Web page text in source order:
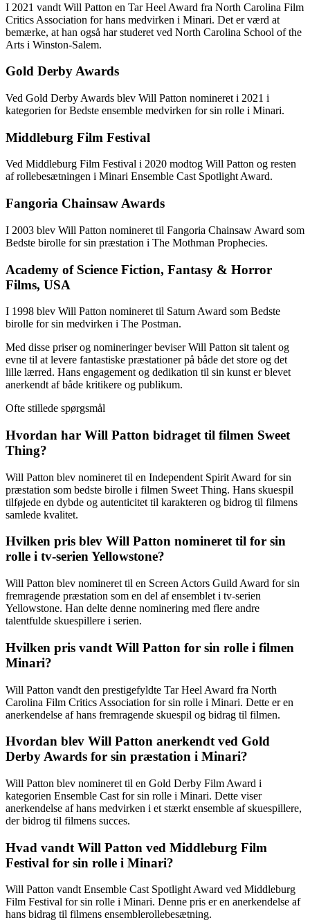
I 2021 vandt Will Patton en Tar Heel Award fra North Carolina Film
Critics Association for hans medvirken i Minari. Det er værd at
bemærke, at han også har studeret ved North Carolina School of the
Arts i Winston-Salem.
Gold Derby Awards
Ved Gold Derby Awards blev Will Patton nomineret i 2021 i
kategorien for Bedste ensemble medvirken for sin rolle i Minari.
Middleburg Film Festival
Ved Middleburg Film Festival i 2020 modtog Will Patton og resten
af rollebesætningen i Minari Ensemble Cast Spotlight Award.
Fangoria Chainsaw Awards
I 2003 blev Will Patton nomineret til Fangoria Chainsaw Award som
Bedste birolle for sin præstation i The Mothman Prophecies.
Academy of Science Fiction, Fantasy & Horror
Films, USA
I 1998 blev Will Patton nomineret til Saturn Award som Bedste
birolle for sin medvirken i The Postman.
Med disse priser og nomineringer beviser Will Patton sit talent og
evne til at levere fantastiske præstationer på både det store og det
lille lærred. Hans engagement og dedikation til sin kunst er blevet
anerkendt af både kritikere og publikum.
Ofte stillede spørgsmål
Hvordan har Will Patton bidraget til filmen Sweet
Thing?
Will Patton blev nomineret til en Independent Spirit Award for sin
præstation som bedste birolle i filmen Sweet Thing. Hans skuespil
tilføjede en dybde og autenticitet til karakteren og bidrog til filmens
samlede kvalitet.
Hvilken pris blev Will Patton nomineret til for sin
rolle i tv-serien Yellowstone?
Will Patton blev nomineret til en Screen Actors Guild Award for sin
fremragende præstation som en del af ensemblet i tv-serien
Yellowstone. Han delte denne nominering med flere andre
talentfulde skuespillere i serien.
Hvilken pris vandt Will Patton for sin rolle i filmen
Minari?
Will Patton vandt den prestigefyldte Tar Heel Award fra North
Carolina Film Critics Association for sin rolle i Minari. Dette er en
anerkendelse af hans fremragende skuespil og bidrag til filmen.
Hvordan blev Will Patton anerkendt ved Gold
Derby Awards for sin præstation i Minari?
Will Patton blev nomineret til en Gold Derby Film Award i
kategorien Ensemble Cast for sin rolle i Minari. Dette viser
anerkendelse af hans medvirken i et stærkt ensemble af skuespillere,
der bidrog til filmens succes.
Hvad vandt Will Patton ved Middleburg Film
Festival for sin rolle i Minari?
Will Patton vandt Ensemble Cast Spotlight Award ved Middleburg
Film Festival for sin rolle i Minari. Denne pris er en anerkendelse af
hans bidrag til filmens ensemblerollebesætning.